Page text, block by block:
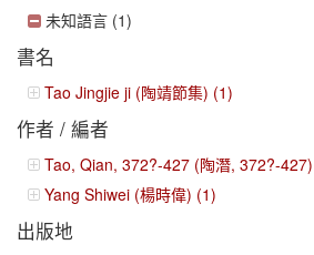
未知語言 (1)
書名
Tao Jingjie ji (陶靖節集) (1)
作者 / 編者
Tao, Qian, 372?-427 (陶潛, 372?-
Yang Shiwei (楊時偉) (1)
出版地